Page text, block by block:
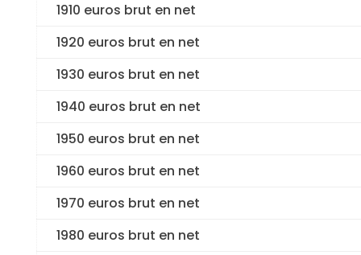
1910 euros brut en net
1920 euros brut en net
1930 euros brut en net
1940 euros brut en net
1950 euros brut en net
1960 euros brut en net
1970 euros brut en net
1980 euros brut en net